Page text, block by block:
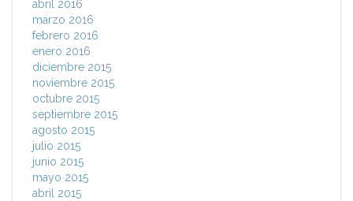
abril 2016
marzo 2016
febrero 2016
enero 2016
diciembre 2015
noviembre 2015
octubre 2015
septiembre 2015
agosto 2015
julio 2015
junio 2015
mayo 2015
abril 2015